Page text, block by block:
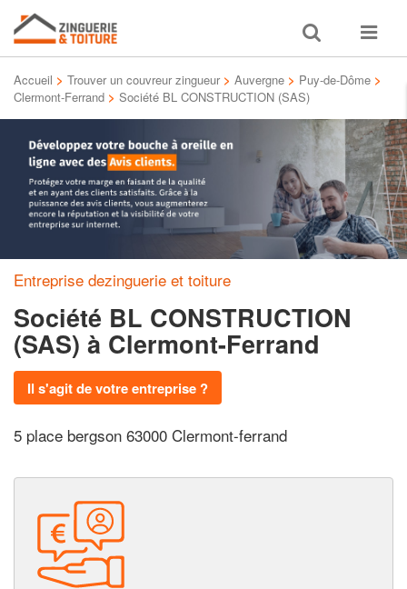
Toggle
search
Toggle
Accueil > Trouver un couvreur zingueur > Auvergne > Puy-de-Dôme >
Clermont-Ferrand > Société BL CONSTRUCTION (SAS)
Entreprise dezinguerie et toiture
Société BL CONSTRUCTION
(SAS) à Clermont-Ferrand
Il s'agit de votre entreprise ?
5 place bergson 63000 Clermont-ferrand